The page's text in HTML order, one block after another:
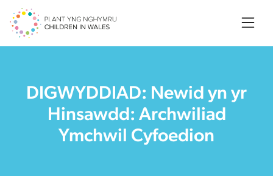
Search
DIGWYDDIAD: Newid yn yr
Hinsawdd: Archwiliad
Ymchwil Cyfoedion